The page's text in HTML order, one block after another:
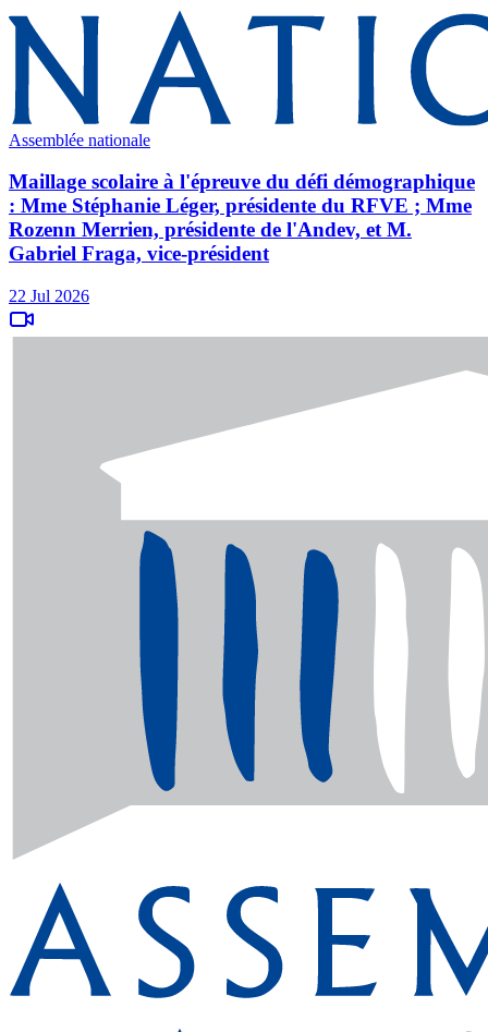
Assemblée nationale
Maillage scolaire à l'épreuve du défi démographique
: Mme Stéphanie Léger, présidente du RFVE ; Mme
Rozenn Merrien, présidente de l'Andev, et M.
Gabriel Fraga, vice-président
22 Jul 2026